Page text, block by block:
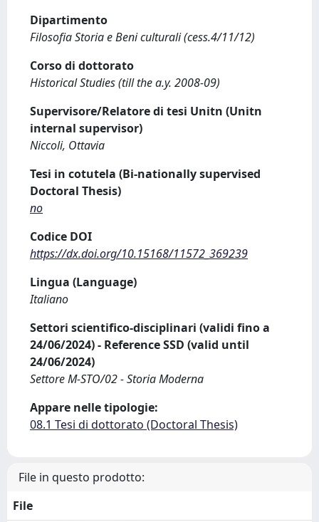
Dipartimento
Filosofia Storia e Beni culturali (cess.4/11/12)
Corso di dottorato
Historical Studies (till the a.y. 2008-09)
Supervisore/Relatore di tesi Unitn (Unitn
internal supervisor)
Niccoli, Ottavia
Tesi in cotutela (Bi-nationally supervised
Doctoral Thesis)
no
Codice DOI
https://dx.doi.org/10.15168/11572_369239
Lingua (Language)
Italiano
Settori scientifico-disciplinari (validi fino a
24/06/2024) - Reference SSD (valid until
24/06/2024)
Settore M-STO/02 - Storia Moderna
Appare nelle tipologie:
08.1 Tesi di dottorato (Doctoral Thesis)
File in questo prodotto:
File